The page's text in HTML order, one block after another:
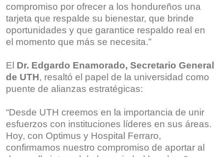
compromiso por ofrecer a los hondureños una
tarjeta que respalde su bienestar, que brinde
oportunidades y que garantice respaldo real en
el momento que más se necesita.”
El Dr. Edgardo Enamorado, Secretario General
de UTH, resaltó el papel de la universidad como
puente de alianzas estratégicas:
“Desde UTH creemos en la importancia de unir
esfuerzos con instituciones líderes en sus áreas.
Hoy, con Optimus y Hospital Ferraro,
confirmamos nuestro compromiso de aportar al